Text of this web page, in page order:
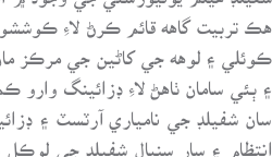
هڪ تربيت گاهه قائم ڪرڻ لاءِ
۽ ٻئي سامان ٺاهڻ لاءِ ڊزائينگ